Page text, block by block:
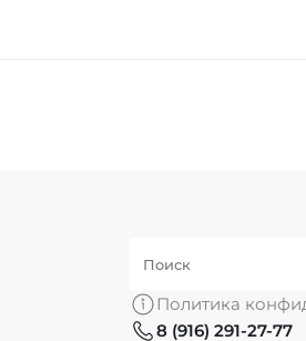
Политика
8 (916) 291-27-77